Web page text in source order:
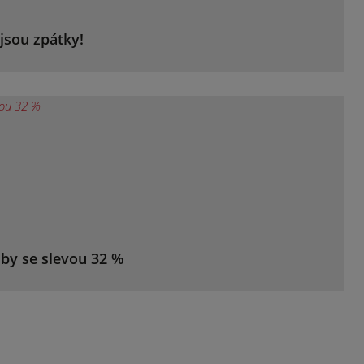
zpátky!
se slevou 32 %